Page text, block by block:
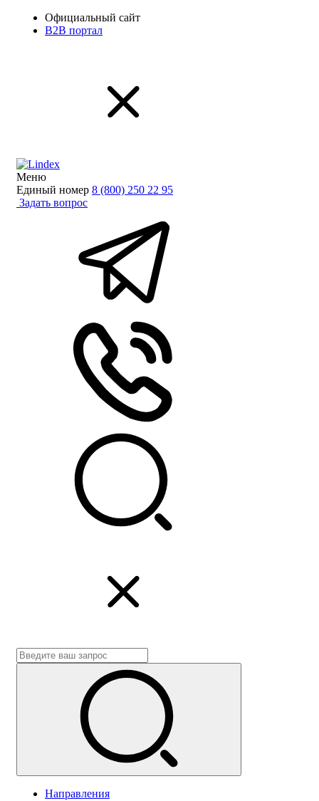
Официальный сайт
B2B портал
Меню
Единый номер 8 (800) 250 22 95
Задать вопрос
Направления